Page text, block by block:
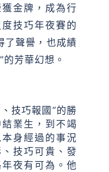
金牌，成為行
技巧年夜賽的
了聲譽，也成績
芳華幻想。
技巧報國”的勝
業生，到不竭
身經過的事況
技巧可貴、發
夜有可為。他